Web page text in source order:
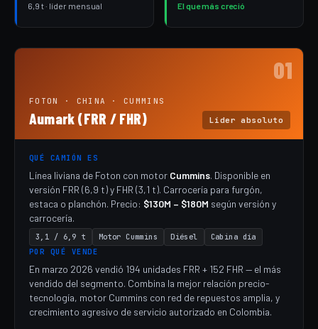
6,9 t · líder mensual
El que más creció
01
FOTON · CHINA · CUMMINS
Aumark (FRR / FHR) Líder absoluto
QUÉ CAMIÓN ES
Línea liviana de Foton con motor Cummins. Disponible en
versión FRR (6,9 t) y FHR (3,1 t). Carrocería para furgón,
estaca o planchón. Precio: $130M – $180M según versión y
carrocería.
3,1 / 6,9 t Motor Cummins Diésel
Cabina día
POR QUÉ VENDE
En marzo 2026 vendió 194 unidades FRR + 152 FHR — el más
vendido del segmento. Combina la mejor relación precio-
tecnología, motor Cummins con red de repuestos amplia, y
crecimiento agresivo de servicio autorizado en Colombia.